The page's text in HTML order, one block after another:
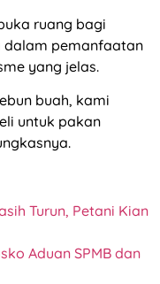
ruang bagi
dalam pemanfaatan
yang jelas.
buah, kami
untuk pakan
Turun, Petani Kian
Aduan SPMB dan